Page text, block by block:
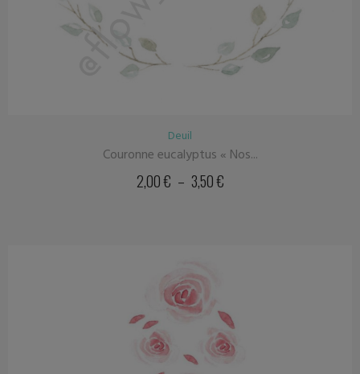
Deuil
Couronne eucalyptus « Nos...
2,00€ – 3,50€